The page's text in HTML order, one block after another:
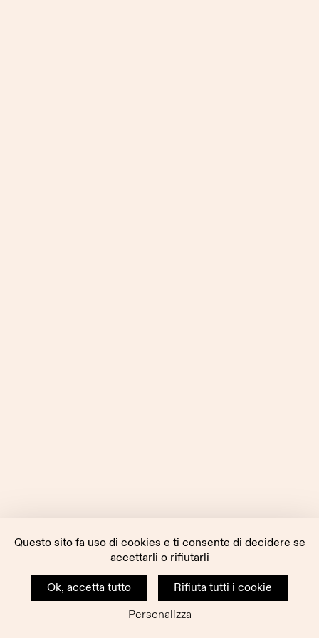
Questo sito fa uso di cookies e ti consente di decidere se
accettarli o rifiutarli
Ok, accetta tutto
Rifiuta tutti i cookie
Personalizza